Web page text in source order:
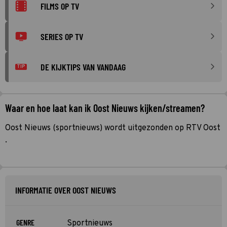
FILMS OP TV
SERIES OP TV
TIP DE KIJKTIPS VAN VANDAAG
Waar en hoe laat kan ik Oost Nieuws kijken/streamen?
Oost Nieuws (sportnieuws) wordt uitgezonden op RTV Oost
.
INFORMATIE OVER OOST NIEUWS
GENRE Sportnieuws